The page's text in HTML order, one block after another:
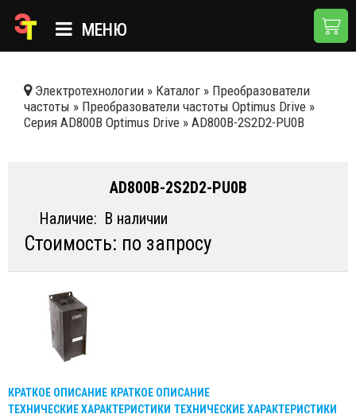
МЕНЮ
КАТАЛОГ
НОВОСТИ
ДОСТАВКА И ОПЛАТА
КОНТАКТЫ
Электротехнологии » Каталог » Преобразователи
частоты » Преобразователи частоты Optimus Drive »
Серия AD800B Optimus Drive » AD800B-2S2D2-PU0B
AD800B-2S2D2-PU0B
Наличие: В наличии
Стоимость: по запросу
КРАТКОЕ ОПИСАНИЕ КРАТКОЕ ОПИСАНИЕ
ТЕХНИЧЕСКИЕ ХАРАКТЕРИСТИКИ ТЕХНИЧЕСКИЕ ХАРАКТЕРИСТИКИ